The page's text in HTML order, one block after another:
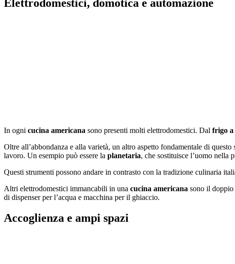
Elettrodomestici, domotica e automazione
In ogni cucina americana sono presenti molti elettrodomestici. Dal frigo a
Oltre all’abbondanza e alla varietà, un altro aspetto fondamentale di questo
lavoro. Un esempio può essere la planetaria, che sostituisce l’uomo nella
Questi strumenti possono andare in contrasto con la tradizione culinaria
Altri elettrodomestici immancabili in una cucina americana sono il
di dispenser per l’acqua e macchina per il ghiaccio.
Accoglienza e ampi spazi